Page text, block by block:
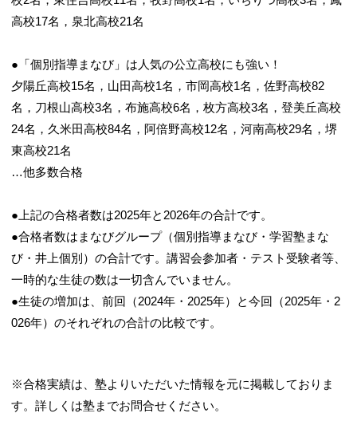
高校17名，泉北高校21名
●「個別指導まなび」は人気の公立高校にも強い！
夕陽丘高校15名，山田高校1名，市岡高校1名，佐野高校82
名，刀根山高校3名，布施高校6名，枚方高校3名，登美丘高校
24名，久米田高校84名，阿倍野高校12名，河南高校29名，堺
東高校21名
…他多数合格
●上記の合格者数は2025年と2026年の合計です。
●合格者数はまなびグループ（個別指導まなび・学習塾まな
び・井上個別）の合計です。講習会参加者・テスト受験者等、
一時的な生徒の数は一切含んでいません。
●生徒の増加は、前回（2024年・2025年）と今回（2025年・2
026年）のそれぞれの合計の比較です。
※合格実績は、塾よりいただいた情報を元に掲載しておりま
す。詳しくは塾までお問合せください。